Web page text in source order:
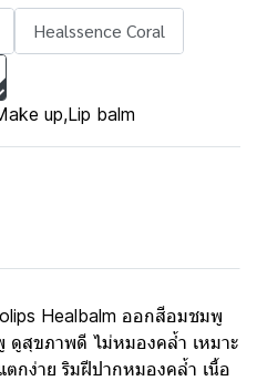
Healssence Coral
up,Lip balm
Healbalm ออกสีอมชมพู
ดูสุขภาพดี ไม่หมองคล้ำ เหมาะ
กง่าย ริมฝีปากหมองคล้ำ เนื้อ